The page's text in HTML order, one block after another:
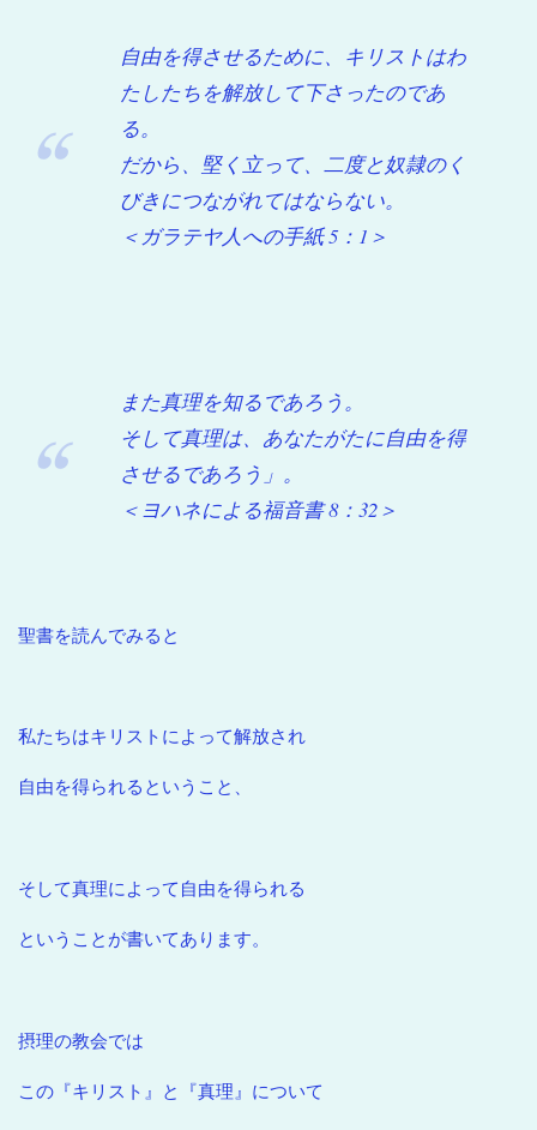
自由を得させるために、キリストはわ
たしたちを解放して下さったのであ
る。
だから、堅く立って、二度と奴隷のく
びきにつながれてはならない。
＜ガラテヤ人への手紙 5：1＞
また真理を知るであろう。
そして真理は、あなたがたに自由を得
させるであろう」。
＜ヨハネによる福音書 8：32＞
聖書を読んでみると
私たちはキリストによって解放され
自由を得られるということ、
そして真理によって自由を得られる
ということが書いてあります。
摂理の教会では
この『キリスト』と『真理』について